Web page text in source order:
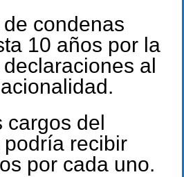
condenas
10 años por la
al
del
recibir
por cada uno.